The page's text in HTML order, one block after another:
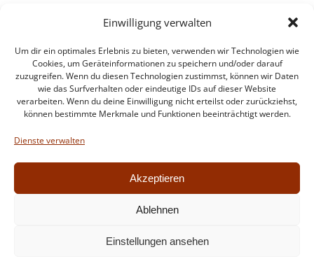
Einwilligung verwalten
Um dir ein optimales Erlebnis zu bieten, verwenden wir Technologien wie
Cookies, um Geräteinformationen zu speichern und/oder darauf
zuzugreifen. Wenn du diesen Technologien zustimmst, können wir Daten
wie das Surfverhalten oder eindeutige IDs auf dieser Website
verarbeiten. Wenn du deine Einwilligung nicht erteilst oder zurückziehst,
können bestimmte Merkmale und Funktionen beeinträchtigt werden.
Dienste verwalten
Akzeptieren
Ablehnen
Einstellungen ansehen
Intern
© 2026 Feuerwehr Walldorf. Created for free using